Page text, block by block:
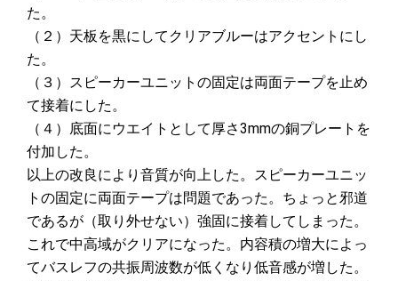
た。
（２）天板を黒にしてクリアブルーはアクセントにし
た。
（３）スピーカーユニットの固定は両面テープを止め
て接着にした。
（４）底面にウエイトとして厚さ3mmの銅プレートを
付加した。
以上の改良により音質が向上した。スピーカーユニッ
トの固定に両面テープは問題であった。ちょっと邪道
であるが（取り外せない）強固に接着してしまった。
これで中高域がクリアになった。内容積の増大によっ
てバスレフの共振周波数が低くなり低音感が増した。